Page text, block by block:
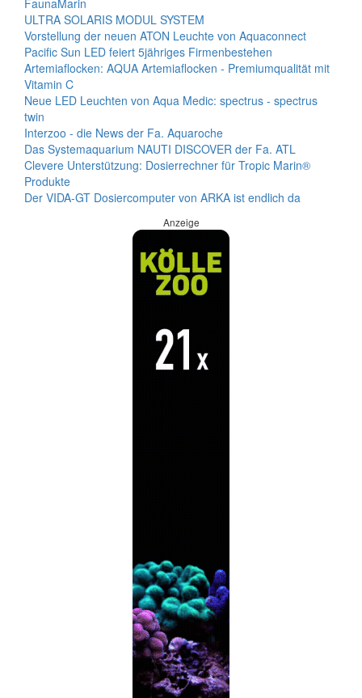
FaunaMarin
ULTRA SOLARIS MODUL SYSTEM
Vorstellung der neuen ATON Leuchte von Aquaconnect
Pacific Sun LED feiert 5jähriges Firmenbestehen
Artemiaflocken: AQUA Artemiaflocken - Premiumqualität mit
Vitamin C
Neue LED Leuchten von Aqua Medic: spectrus - spectrus
twin
Interzoo - die News der Fa. Aquaroche
Das Systemaquarium NAUTI DISCOVER der Fa. ATL
Clevere Unterstützung: Dosierrechner für Tropic Marin®
Produkte
Der VIDA-GT Dosiercomputer von ARKA ist endlich da
Anzeige